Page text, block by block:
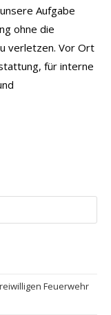
Aufgabe
ohne die
verletzen. Vor Ort
für interne
Feuerwehr